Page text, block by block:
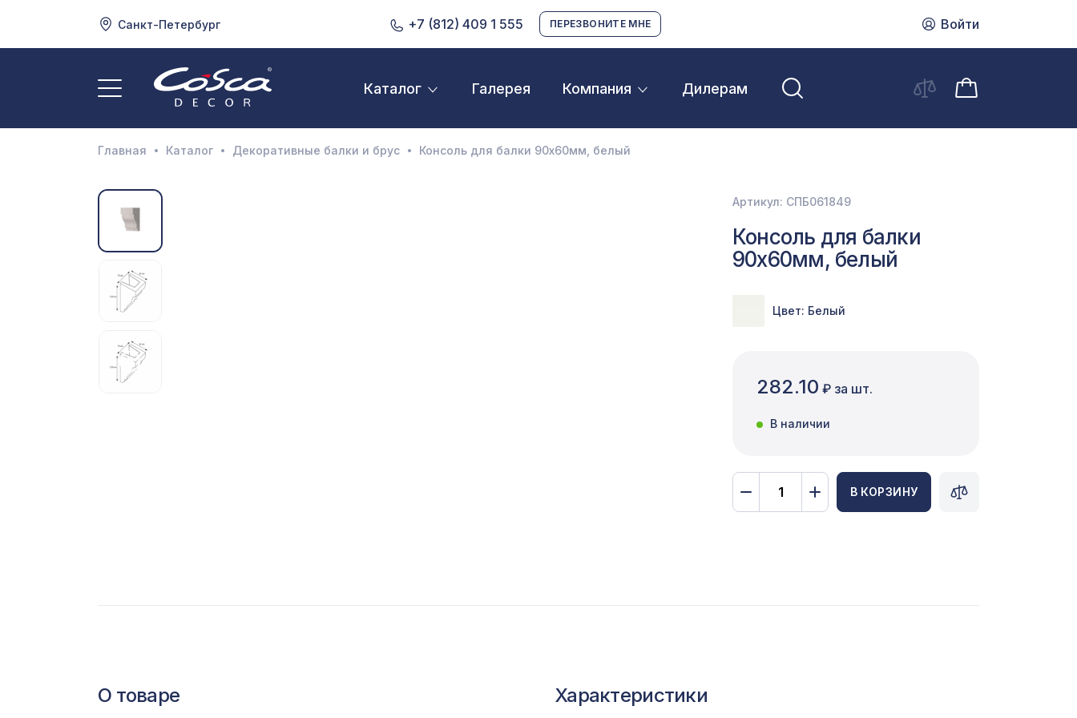
Санкт-Петербург +7 (812) 409 1 555 ПЕРЕЗВОНИТЕ МНЕ Войти
Каталог Галерея Компания Дилерам
3D орнамент
Акустические панели
Декоративные балки и брус
Натуральные обои Cosca Traditional Prints L5065,
Главная Каталог Декоративные балки и брус Консоль для балки 90х60мм, белый
Артикул: СПБ061849
Консоль для балки
90х60мм, белый
Цвет: Белый
282.10 ₽ за шт.
В наличии
В КОРЗИНУ
О товаре Характеристики